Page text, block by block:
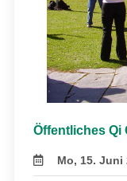
Öffentliches Qi
Mo, 15. Juni